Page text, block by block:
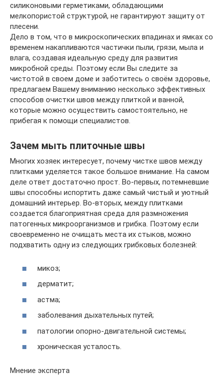
силиконовыми герметиками, обладающими
мелкопористой структурой, не гарантируют защиту от
плесени.
Дело в том, что в микроскопических впадинах и ямках со
временем накапливаются частички пыли, грязи, мыла и
влага, создавая идеальную среду для развития
микробной среды. Поэтому если Вы следите за
чистотой в своем доме и заботитесь о своём здоровье,
предлагаем Вашему вниманию несколько эффективных
способов очистки швов между плиткой и ванной,
которые можно осуществить самостоятельно, не
прибегая к помощи специалистов.
Зачем мыть плиточные швы
Многих хозяек интересует, почему чистке швов между
плитками уделяется такое большое внимание. На самом
деле ответ достаточно прост. Во-первых, потемневшие
швы способны испортить даже самый чистый и уютный
домашний интерьер. Во-вторых, между плитками
создается благоприятная среда для размножения
патогенных микроорганизмов и грибка. Поэтому если
своевременно не очищать места их стыков, можно
подхватить одну из следующих грибковых болезней:
микоз;
дерматит;
астма;
заболевания дыхательных путей;
патологии опорно-двигательной системы;
хроническая усталость.
Мнение эксперта